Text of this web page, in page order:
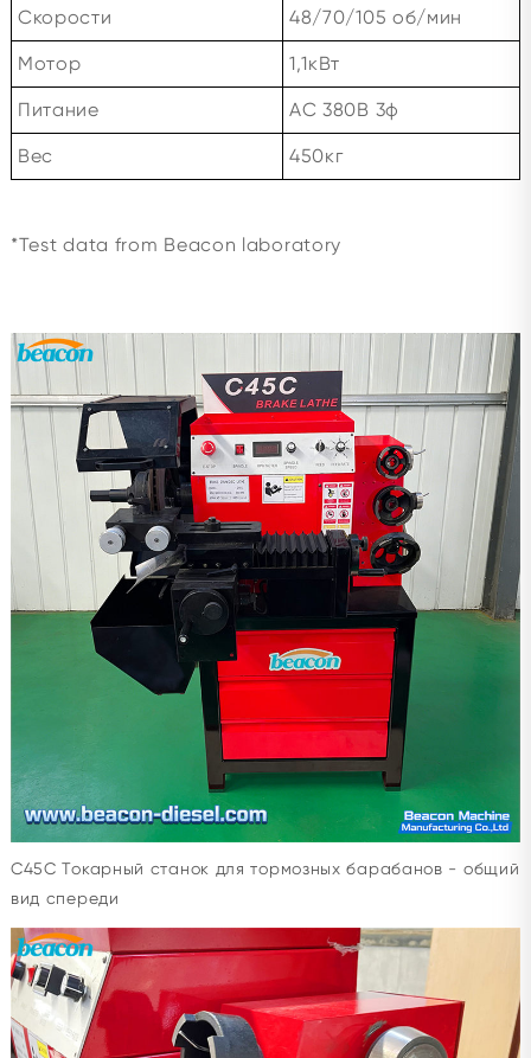
Скорости 48/70/105 об/мин
Мотор 1,1кВт
Питание AC 380В 3ф
Вес 450кг
*Test data from Beacon laboratory
C45C Токарный станок для тормозных барабанов - общий
вид спереди